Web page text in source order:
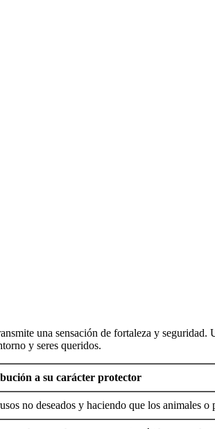
una sensación de fortaleza y seguridad.
y seres queridos.
a su carácter protector
no deseados y haciendo que los animales o